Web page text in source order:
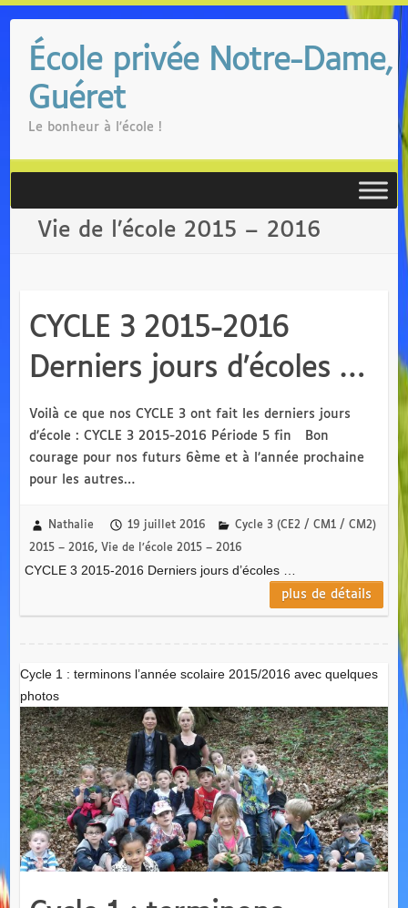
contentÉcole privée Notre-Dame,
Guéret
Le bonheur à l'école !
Vie de l’école 2015 – 2016
CYCLE 3 2015-2016
Derniers jours d’écoles …
Voilà ce que nos CYCLE 3 ont fait les derniers jours
d’école : CYCLE 3 2015-2016 Période 5 fin Bon
courage pour nos futurs 6ème et à l’année prochaine
pour les autres…
Nathalie 19 juillet 2016 Cycle 3 (CE2 / CM1 / CM2)
2015 – 2016, Vie de l’école 2015 – 2016
CYCLE 3 2015-2016 Derniers jours d’écoles …
plus de détails
Cycle 1 : terminons l’année scolaire 2015/2016 avec quelques
photos